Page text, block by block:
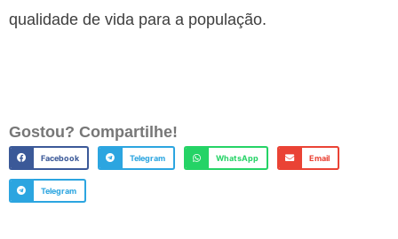
qualidade de vida para a população.
Gostou? Compartilhe!
Facebook Telegram WhatsApp Email
Telegram